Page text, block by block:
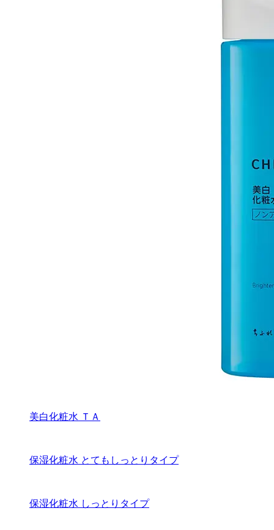
美白化粧水 ＴＡ
保湿化粧水 とてもしっとりタイプ
保湿化粧水 しっとりタイプ